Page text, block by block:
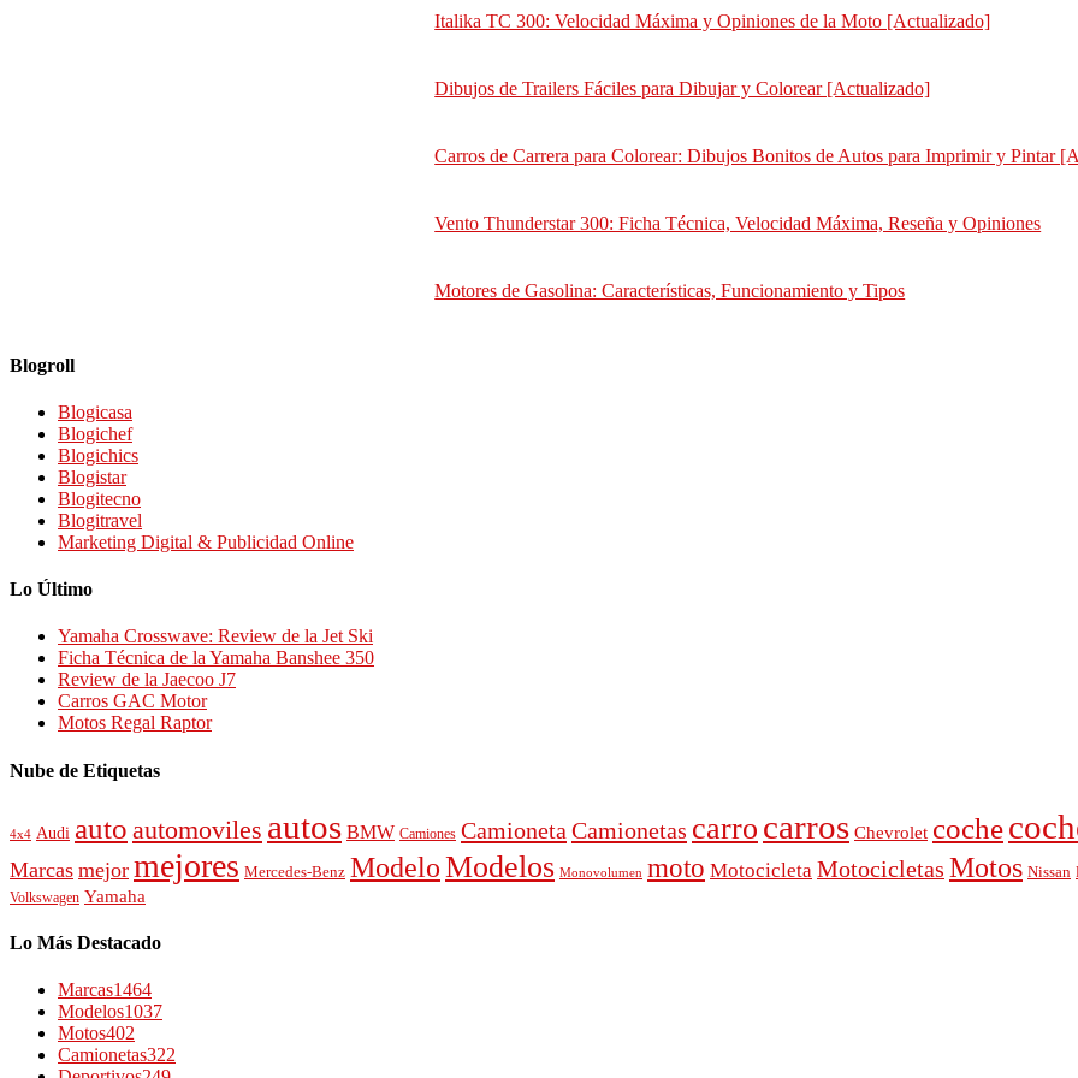
Italika TC 300: Velocidad Máxima y Opiniones de la Moto [Actualizado]
Dibujos de Trailers Fáciles para Dibujar y Colorear [Actualizado]
Carros de Carrera para Colorear: Dibujos Bonitos de Autos para Imprimir y Pintar
Vento Thunderstar 300: Ficha Técnica, Velocidad Máxima, Reseña y Opiniones
Motores de Gasolina: Características, Funcionamiento y Tipos
Blogroll
Blogicasa
Blogichef
Blogichics
Blogistar
Blogitecno
Blogitravel
Marketing Digital & Publicidad Online
Lo Último
Yamaha Crosswave: Review de la Jet Ski
Ficha Técnica de la Yamaha Banshee 350
Review de la Jaecoo J7
Carros GAC Motor
Motos Regal Raptor
Nube de Etiquetas
4x4 Audi auto automoviles autos BMW Camiones Camioneta Camionetas carro carros Chevrolet coche
Marcas mejor mejores Mercedes-Benz ModeloModelos Monovolumen moto Motocicleta Motocicletas Motos Nissan
Volkswagen Yamaha
Lo Más Destacado
Marcas1464
Modelos1037
Motos402
Camionetas322